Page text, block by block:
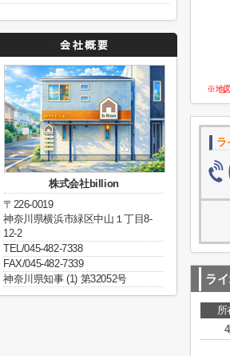
※地
ラ
ラ
所
株式会社billion
〒226-0019
神奈川県横浜市緑区中山１丁目8-
12-2
TEL/045-482-7338
FAX/045-482-7339
神奈川県知事 (1) 第32052号